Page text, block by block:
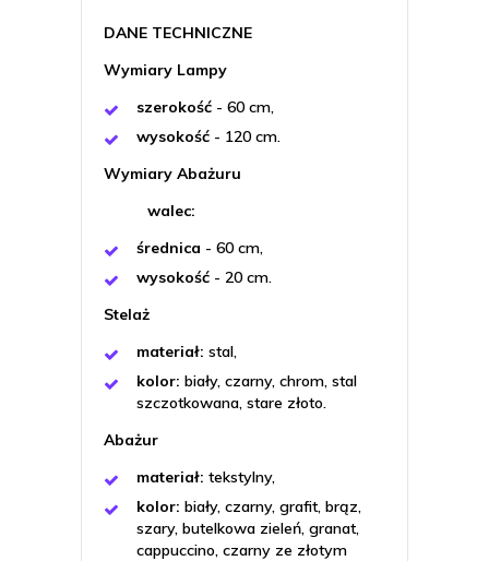
DANE TECHNICZNE
Wymiary Lampy
szerokość - 60 cm,
wysokość - 120 cm.
Wymiary Abażuru
walec:
średnica - 60 cm,
wysokość - 20 cm.
Stelaż
materiał: stal,
kolor: biały, czarny, chrom, stal
szczotkowana, stare złoto.
Abażur
materiał: tekstylny,
kolor: biały, czarny, grafit, brąz,
szary, butelkowa zieleń, granat,
cappuccino, czarny ze złotym